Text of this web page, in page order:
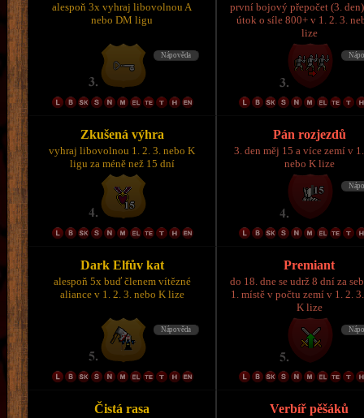
alespoň 3x vyhraj libovolnou A
nebo DM ligu
první bojový přepočet (3.
útok o síle 800+ v 1. 2. 3.
lize
Zkušená výhra
vyhraj libovolnou 1. 2. 3. nebo K
ligu za méně než 15 dní
Pán rozjezdů
3. den měj 15 a více zemí v
nebo K lize
Dark Elfův kat
alespoň 5x buď členem vítězné
aliance v 1. 2. 3. nebo K lize
Premiant
do 18. dne se udrž 8 dní za
1. místě v počtu zemí v 1. 2.
K lize
Čistá rasa Verbíř pěšáků